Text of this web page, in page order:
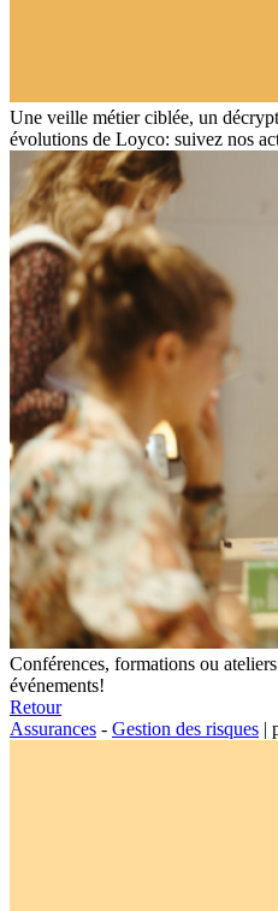
Une veille métier ciblée, un
évolutions de Loyco: suivez nos
Conférences, formations ou
événements!
Retour
Assurances - Gestion des risques |